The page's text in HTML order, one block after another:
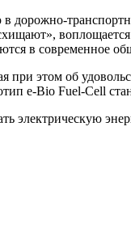
в современное
этом об
e-Bio Fuel-Cell
электрическую